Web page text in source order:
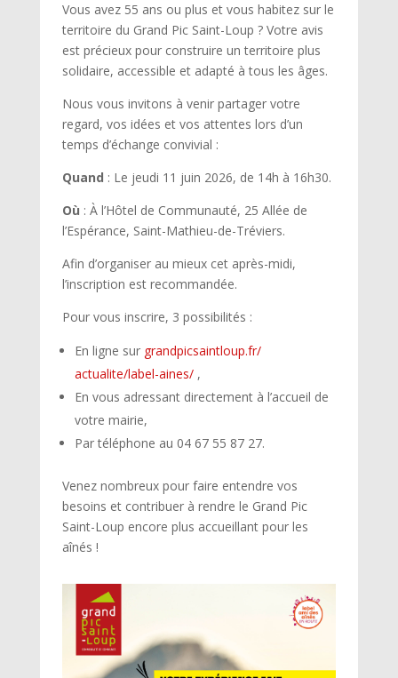
Vous avez 55 ans ou plus et vous habitez sur le
territoire du Grand Pic Saint-Loup ? Votre avis
est précieux pour construire un territoire plus
solidaire, accessible et adapté à tous les âges.
Nous vous invitons à venir partager votre
regard, vos idées et vos attentes lors d’un
temps d’échange convivial :
Quand : Le jeudi 11 juin 2026, de 14h à 16h30.
Où : À l’Hôtel de Communauté, 25 Allée de
l’Espérance, Saint-Mathieu-de-Tréviers.
Afin d’organiser au mieux cet après-midi,
l’inscription est recommandée.
Pour vous inscrire, 3 possibilités :
En ligne sur grandpicsaintloup.fr/
actualite/label-aines/,
En vous adressant directement à l’accueil de
votre mairie,
Par téléphone au 04 67 55 87 27.
Venez nombreux pour faire entendre vos
besoins et contribuer à rendre le Grand Pic
Saint-Loup encore plus accueillant pour les
aînés !